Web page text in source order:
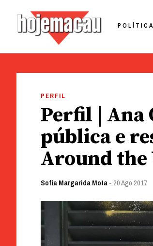
POLÍTICA
PERFIL
Perfil |
pública e
Around the
Sofia Margarida Mota- 20 Ago 2017